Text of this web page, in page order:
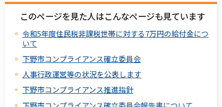
このページを見た人はこんなページも見ています
令和5年度住民税非課税世帯に対する7万円の給付金につ
いて
下野市コンプライアンス確立委員会
人事行政運営等の状況を公表します
下野市コンプライアンス推進指針